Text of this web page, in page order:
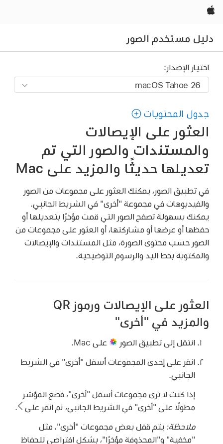
Apple‏
دليل مستخدم الصور
اختيار الإصدار:
جدول المحتويات
العثور على الإيصالات
والمستندات والصور التي تم
تعديلها حديثًا والمزيد على Mac
في تطبيق الصور، يمكنك العثور على مجموعات من الصور
والفيديوهات في مجموعة "أخرى" في الشريط الجانبي.
يمكنك بسهولة تصفح الصور التي قمت مؤخرًا بتعديلها أو
حفظها أو عرضها أو مشاركتها، أو العثور على مجموعات من
الصور حسب محتوى الصورة، مثل المستندات والإيصالات
والمكتوبة بخط اليد والرسوم التوضيحية.
العثور على الإيصالات ورموز QR
والمزيد في "أخرى"
انتقل إلى تطبيق الصور على Mac.
انقر على إحدى المجموعات أسفل "أخرى" في الشريط
الجانبي.
إذا كنت لا ترى مجموعات أسفل "أخرى"، فضع المؤشر
مطولًا على "أخرى" في الشريط الجانبي، ثم انقر على
ملاحظة:يتم قفل بعض مجموعات "أخرى"، مثل
"مخفية" و"المحذوفة مؤخرًا"، بشكل افتراضي للحفاظ